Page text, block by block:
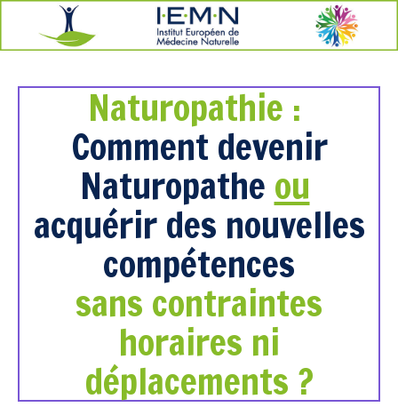
Naturopathie :
Comment devenir
Naturopathe ou
acquérir des nouvelles
compétences
sans contraintes
horaires ni
déplacements ?